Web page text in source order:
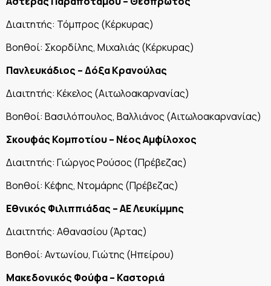
Διαιτητής: Τόμπρος (Κέρκυρας)
Βοηθοί: Σκορδίλης, Μιχαλιάς (Κέρκυρας)
Πανλευκάδιος – Δόξα Κρανούλας
Διαιτητής: Κέκελος (Αιτωλοακαρνανίας)
Βοηθοί: Βασιλόπουλος, Βαλλιάνος (Αιτωλοακαρνανίας)
Σκουφάς Κομποτίου – Νέος Αμφίλοχος
Διαιτητής: Γιώργος Ρούσος (Πρέβεζας)
Βοηθοί: Κέφης, Ντομάρης (Πρέβεζας)
Εθνικός Φιλιππιάδας – ΑΕ Λευκίμμης
Διαιτητής: Αθανασίου (Άρτας)
Βοηθοί: Αντωνίου, Γιώτης (Ηπείρου)
Μακεδονικός Φούφα – Καστοριά